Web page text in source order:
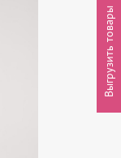
Выгрузить товары